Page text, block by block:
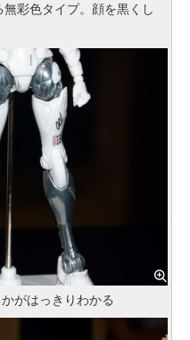
彩色タイプ。顔を黒くし
がはっきりわかる